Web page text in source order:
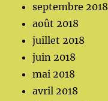
septembre 2018
août 2018
juillet 2018
juin 2018
mai 2018
avril 2018